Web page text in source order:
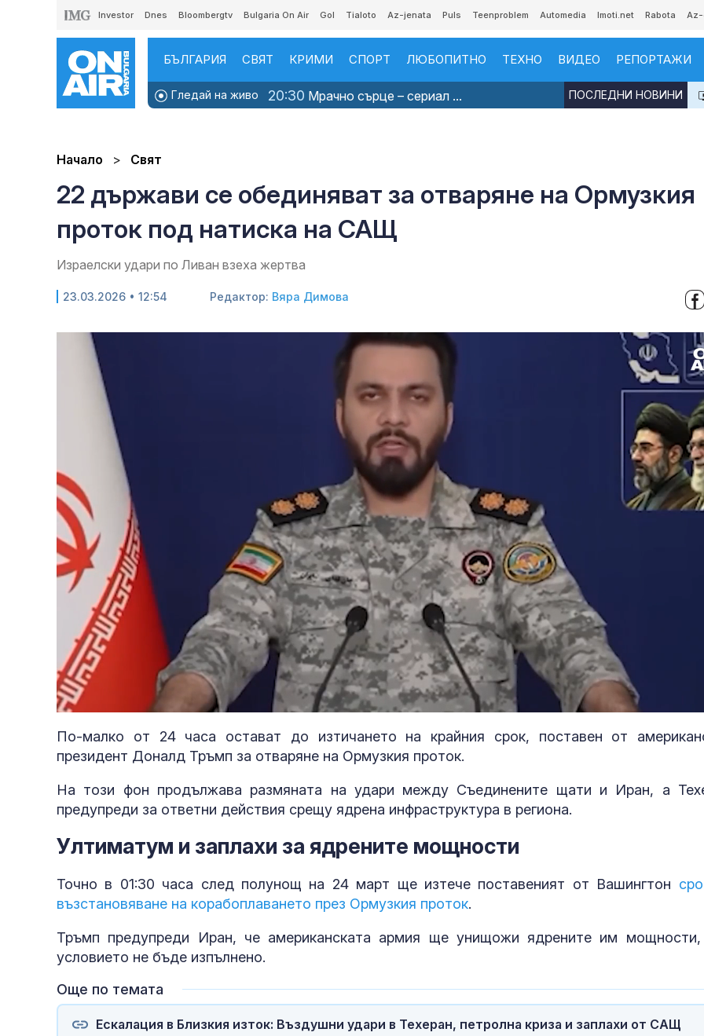
Investor Dnes Bloombergtv Bulgaria On Air Gol Tialoto Az-jenata Puls Teenproblem Automedia Imoti.net Rabota
БЪЛГАРИЯ СВЯТ КРИМИ СПОРТ ЛЮБОПИТНО ТЕХНО ВИДЕО РЕПОРТАЖИ
Гледай на живо 20:30 Мрачно сърце – сериал ... ПОСЛЕДНИ НОВИНИ
Начало Свят
22 държави се обединяват за отваряне на Ормузкия
проток под натиска на САЩ
Израелски удари по Ливан взеха жертва
23.03.2026 • 12:54 Редактор: Вяра Димова
По-малко от 24 часа остават до изтичането на крайния срок, поставен от
президент Доналд Тръмп за отваряне на Ормузкия проток.
На този фон продължава размяната на удари между Съединените щати и Иран, а
предупреди за ответни действия срещу ядрена инфраструктура в региона.
Ултиматум и заплахи за ядрените мощности
Точно в 01:30 часа след полунощ на 24 март ще изтече поставеният от Вашингтон
възстановяване на корабоплаването през Ормузкия проток.
Тръмп предупреди Иран, че американската армия ще унищожи ядрените им
условието не бъде изпълнено.
Още по темата
Ескалация в Близкия изток: Въздушни удари в Техеран, петролна криза и заплахи от САЩ
56 400 пътници
напуснаха Атина в
била цел на падналия
Топлинен
родителите
трябва ли да